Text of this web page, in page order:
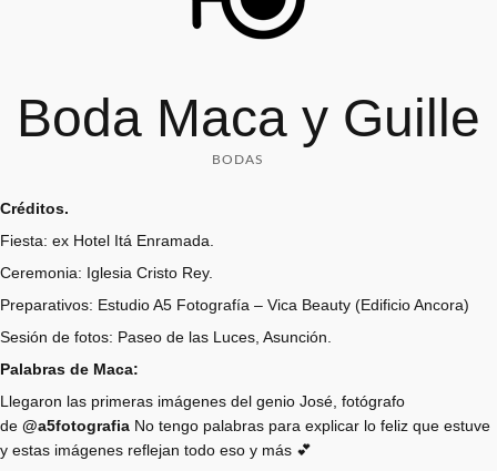
Boda Maca y Guille
BODAS
Créditos.
Fiesta: ex Hotel Itá Enramada.
Ceremonia: Iglesia Cristo Rey.
Preparativos: Estudio A5 Fotografía – Vica Beauty (Edificio Ancora)
Sesión de fotos: Paseo de las Luces, Asunción.
Palabras de Maca:
Llegaron las primeras imágenes del genio José, fotógrafo
de @a5fotografia No tengo palabras para explicar lo feliz que estuve
y estas imágenes reflejan todo eso y más 💕